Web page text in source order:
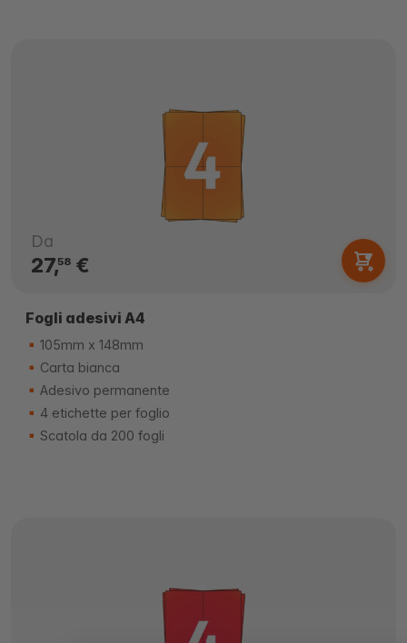
Da
27,58€
Fogli adesivi A4
105mm x 148mm
Carta bianca
Adesivo permanente
4 etichette per foglio
Scatola da 200 fogli